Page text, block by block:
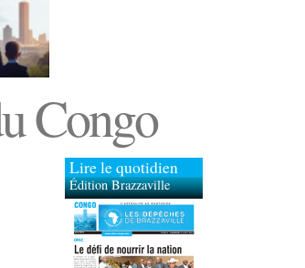
Congo
Lire le quotidien
Édition Brazzaville
Édition Kinshasa